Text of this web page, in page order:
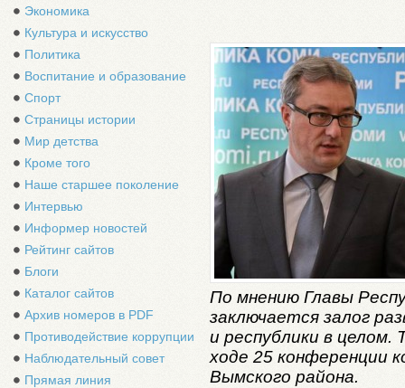
Экономика
Культура и искусство
Политика
Воспитание и образование
Спорт
Страницы истории
Мир детства
Кроме того
Наше старшее поколение
Интервью
Информер новостей
Рейтинг сайтов
Блоги
Каталог сайтов
Архив номеров в PDF
Противодействие коррупции
Наблюдательный совет
Прямая линия
По мнению Главы
заключается залог
и республики в целом.
ходе 25 конференции
Вымского района.